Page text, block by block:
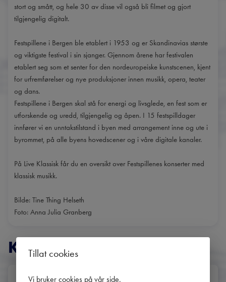
stort og smått, og hele 30 av disse vil også bli filmet og gjort
tilgjengelig digitalt.
Festspillene i Bergen ble etablert i 1953 og er Skandinavias største
og viktigste festival i sin sjanger. Gjennom årene har festivalen
etablert seg som et senter for den nordeuropeiske kunstscenen, kjent
for urfremførelser og nye produksjoner innen musikk, opera, teater
og dans.
Festspillene i Bergen skal stå for energi og livsglede, en fest som er
utforskende og uredd, tilgjengelig og åpen. I 15 festspilldager
innfører vi en unntakstilstand i byen med arrangement inne og ute i
byrommet, på alle byens hovedscener og i våre digitale kanaler.
På Live Klassisk får du en oversikt over Festspillenes konserter med
klassisk musikk.
Bilde: Tine Thing Helseth
Foto: Anna Julia Granberg
KONSERTER
DATO
Tillat cookies
Vi bruker cookies på vår side.